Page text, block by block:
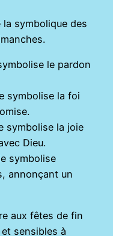
la symbolique des
le pardon
symbolise la foi
symbolise la joie
Dieu.
symbolise
annonçant un
aux fêtes de fin
sensibles à